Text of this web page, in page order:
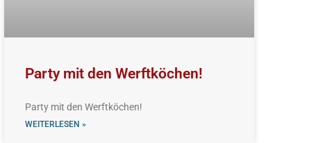
Party mit den Werftköchen!
Party mit den Werftköchen!
WEITERLESEN »